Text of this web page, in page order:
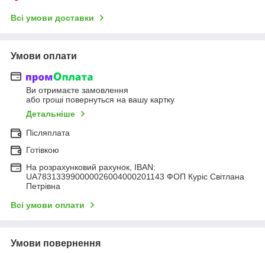
Всі умови доставки
Умови оплати
Ви отримаєте замовлення
або гроші повернуться на вашу картку
Детальніше
Післяплата
Готівкою
На розрахунковий рахунок, IBAN:
UA783133990000026004000201143 ФОП Куріс Світлана
Петрівна
Всі умови оплати
Умови повернення